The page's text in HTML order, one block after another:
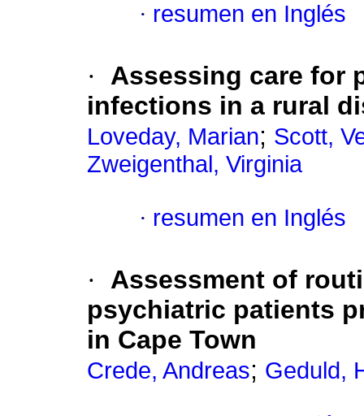
· resumen en Inglés
·
Assessing care for
infections in a rural
Loveday, Marian; Scott,
Zweigenthal, Virginia
· resumen en Inglés
·
Assessment of
psychiatric patients
in Cape Town
Crede, Andreas; Geduld,